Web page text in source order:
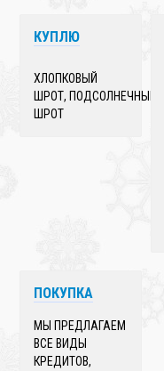
КУПЛЮ
ХЛОПКОВЫЙ
ШРОТ, ПОДСОЛНЕЧНЫЙ
ШРОТ
ПОКУПКА
МЫ ПРЕДЛАГАЕМ
ВСЕ ВИДЫ
КРЕДИТОВ,